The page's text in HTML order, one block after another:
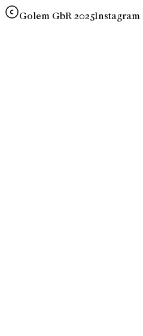
Golem GbR 2025Instagram